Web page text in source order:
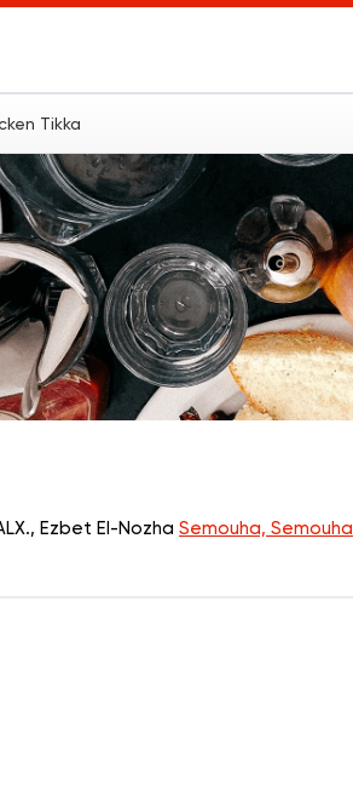
Tikka
Ezbet El-Nozha Semouha, Semouha